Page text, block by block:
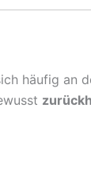
häufig an